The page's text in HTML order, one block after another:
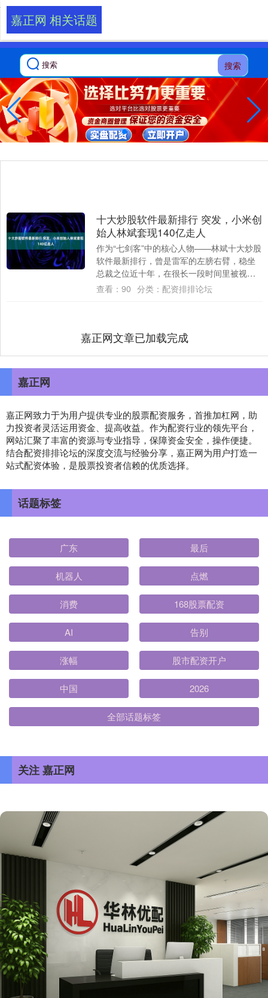
-->
搜索
嘉正网 相关话题
十大炒股软件最新排行 突发，小米创
始人林斌套现140亿走人
作为“七剑客”中的核心人物——林斌十大炒股
软件最新排行，曾是雷军的左膀右臂，稳坐
总裁之位近十年，在很长一段时间里被视为
小米不可或缺的人物之一。 然而，就在外界
查看： 90 分类： 配资排排论坛
嘉正网文章已加载完成
嘉正网
嘉正网致力于为用户提供专业的股票配资服务，首推加杠网，助
力投资者灵活运用资金、提高收益。作为配资行业的领先平台，
网站汇聚了丰富的资源与专业指导，保障资金安全，操作便捷。
结合配资排排论坛的深度交流与经验分享，嘉正网为用户打造一
站式配资体验，是股票投资者信赖的优质选择。
话题标签
广东 最后
机器人 点燃
消费 168股票配资
AI 告别
涨幅 股市配资开户
中国 2026
全部话题标签
关注 嘉正网